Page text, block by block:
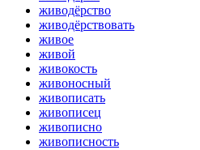
живодёрство
живодёрствовать
живое
живой
живокость
живоносный
живописать
живописец
живописно
живописность